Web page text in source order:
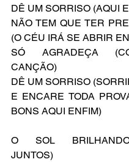
DÊ UM SORRISO (AQUI
NÃO TEM QUE TER
(O CÉU IRÁ SE ABRIR
SÓ AGRADEÇA
CANÇÃO)
DÊ UM SORRISO
E ENCARE TODA
BONS AQUI ENFIM)
O SOL
JUNTOS)